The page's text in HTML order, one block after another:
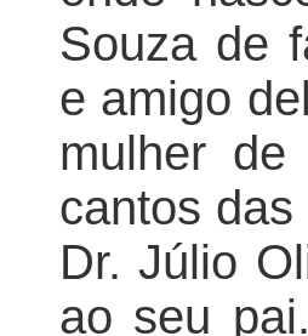
Souza de
e amigo
mulher de
cantos
Dr. Júlio
ao seu